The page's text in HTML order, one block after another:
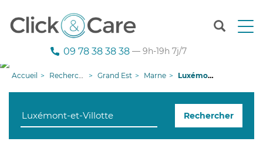
T
n
g
09 78 38 38 38 — 9h-19h 7j/7
Accueil Recherche aide à domicile Grand Est Marne Luxémont-et-Villotte
Rechercher